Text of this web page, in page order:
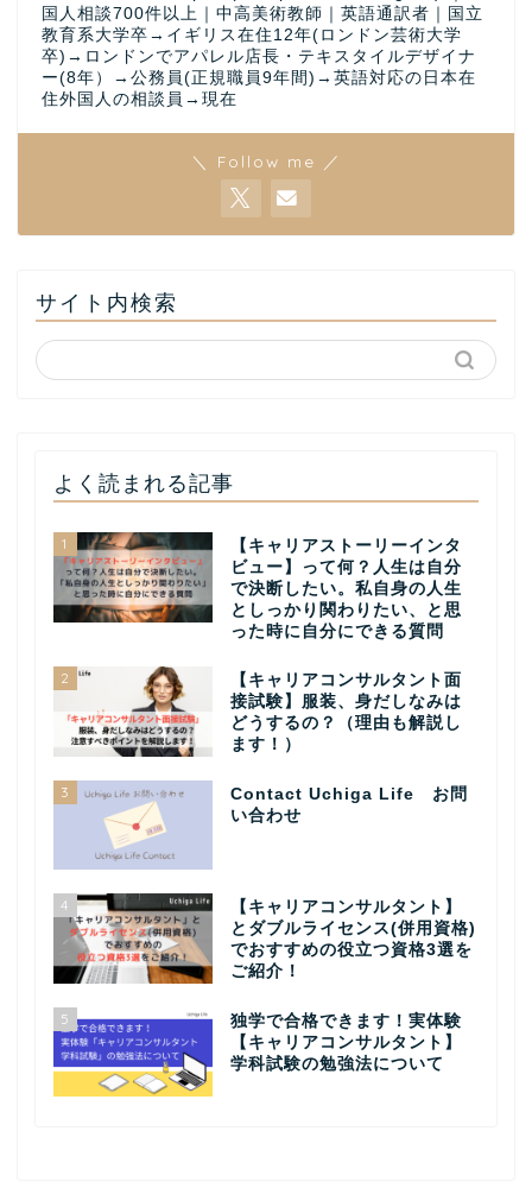
国人相談700件以上｜中高美術教師｜英語通訳者｜国立
教育系大学卒→イギリス在住12年(ロンドン芸術大学
卒)→ロンドンでアパレル店長・テキスタイルデザイナ
ー(8年）→公務員(正規職員9年間)→英語対応の日本在
住外国人の相談員→現在
＼ Follow me ／
サイト内検索
よく読まれる記事
1
【キャリアストーリーインタ
ビュー】って何？人生は自分
で決断したい。私自身の人生
としっかり関わりたい、と思
った時に自分にできる質問
2
【キャリアコンサルタント面
接試験】服装、身だしなみは
どうするの？（理由も解説し
ます！）
3
Contact Uchiga Life お問
い合わせ
4
【キャリアコンサルタント】
とダブルライセンス(併用資格)
でおすすめの役立つ資格3選を
ご紹介！
5
独学で合格できます！実体験
【キャリアコンサルタント】
学科試験の勉強法について